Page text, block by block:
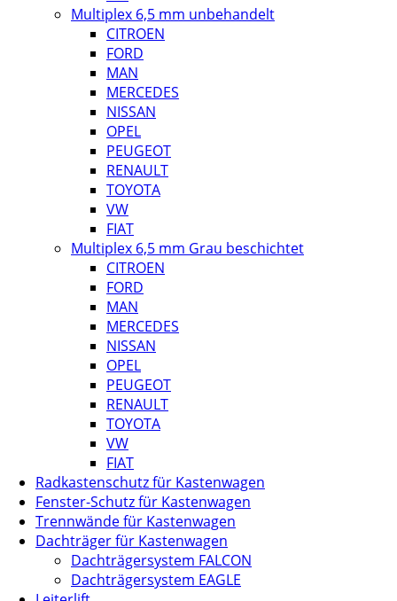
Multiplex 6,5 mm unbehandelt
CITROEN
FORD
MAN
MERCEDES
NISSAN
OPEL
PEUGEOT
RENAULT
TOYOTA
VW
FIAT
Multiplex 6,5 mm Grau beschichtet
CITROEN
FORD
MAN
MERCEDES
NISSAN
OPEL
PEUGEOT
RENAULT
TOYOTA
VW
FIAT
Radkastenschutz für Kastenwagen
Fenster-Schutz für Kastenwagen
Trennwände für Kastenwagen
Dachträger für Kastenwagen
Dachträgersystem FALCON
Dachträgersystem EAGLE